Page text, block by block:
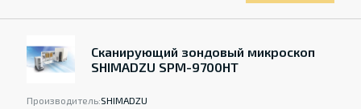
Сканирующий зондовый микроскоп
SHIMADZU SPM-9700HT
Производитель:SHIMADZU